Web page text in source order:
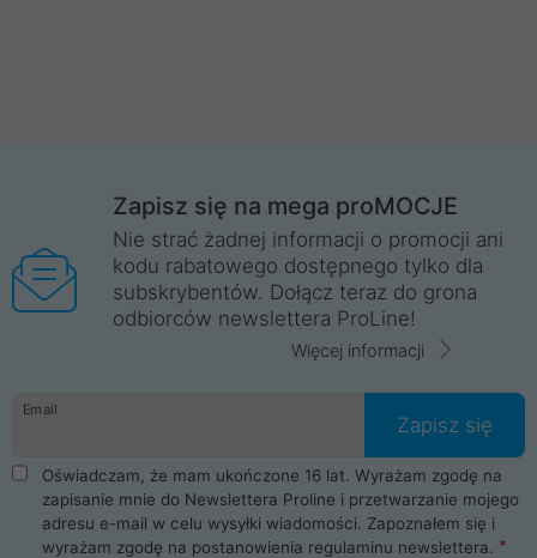
Zapisz się na mega proMOCJE
Nie strać żadnej informacji o promocji ani
kodu rabatowego dostępnego tylko dla
subskrybentów. Dołącz teraz do grona
odbiorców newslettera ProLine!
Więcej informacji
Email
Zapisz się
Oświadczam, że mam ukończone 16 lat. Wyrażam zgodę na
zapisanie mnie do Newslettera Proline i przetwarzanie mojego
adresu e-mail w celu wysyłki wiadomości. Zapoznałem się i
wyrażam zgodę na postanowienia regulaminu newslettera.